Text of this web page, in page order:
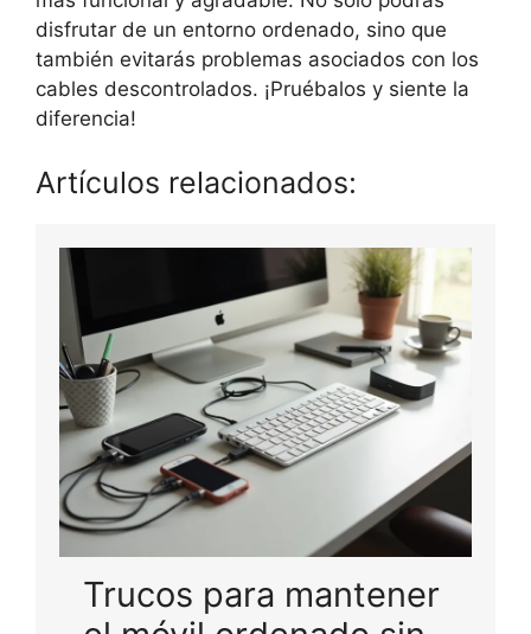
disfrutar de un entorno ordenado, sino que
también evitarás problemas asociados con los
cables descontrolados. ¡Pruébalos y siente la
diferencia!
Artículos relacionados:
Trucos para mantener